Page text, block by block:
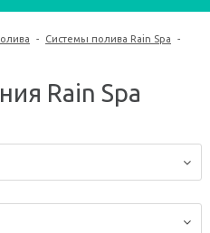
- Системы полива Rain Spa
-
Rain Spa